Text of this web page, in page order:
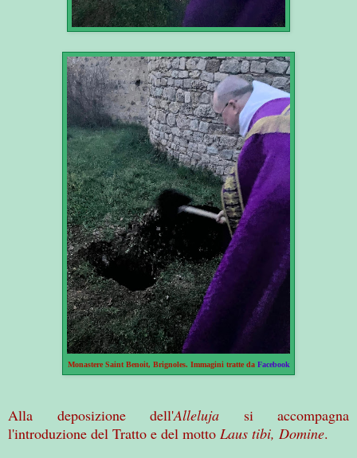
Monastere Saint Benoit, Brignoles. Immagini tratte da Facebook
Alla deposizione dell'Alleluja si accompagna
l'introduzione del Tratto e del motto Laus tibi, Domine.